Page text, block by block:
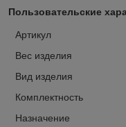
Пользовательские
Артикул
Вес изделия
Вид изделия
Комплектность
Назначение